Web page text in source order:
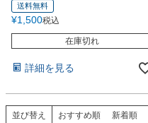
送料無料
¥1,500税込
在庫切れ
詳細を見る
並び替え おすすめ順 新着順